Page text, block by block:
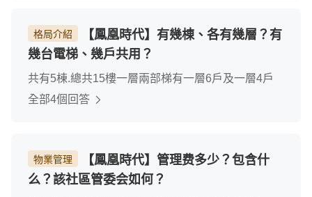
格局介紹
【鳳凰時代】有幾棟、各有幾層？有
幾台電梯、幾戶共用？
共有5棟.總共15樓一層兩部梯有一層6戶及一層4戶
全部4個回答
物業管理
【鳳凰時代】管理费多少？包含什
么？該社區管委会如何？